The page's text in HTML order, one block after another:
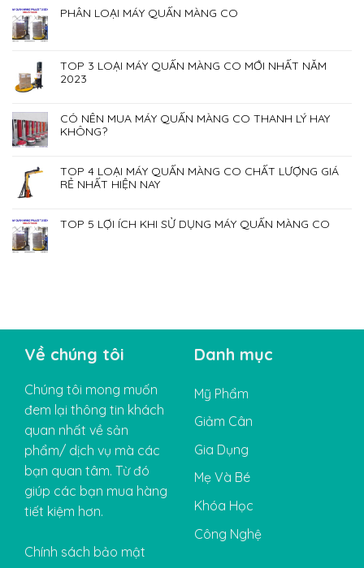
PHÂN LOẠI MÁY QUẤN MÀNG CO
TOP 3 LOẠI MÁY QUẤN MÀNG CO MỚI NHẤT NĂM
2023
CÓ NÊN MUA MÁY QUẤN MÀNG CO THANH LÝ HAY
KHÔNG?
TOP 4 LOẠI MÁY QUẤN MÀNG CO CHẤT LƯỢNG GIÁ
RẺ NHẤT HIỆN NAY
TOP 5 LỢI ÍCH KHI SỬ DỤNG MÁY QUẤN MÀNG CO
Về chúng tôi
Chúng tôi mong muốn
đem lại thông tin khách
quan nhất về sản
phẩm/ dịch vụ mà các
bạn quan tâm. Từ đó
giúp các bạn mua hàng
tiết kiệm hơn.
Chính sách bảo mật
Danh mục
Mỹ Phẩm
Giảm Cân
Gia Dụng
Mẹ Và Bé
Khóa Học
Công Nghệ